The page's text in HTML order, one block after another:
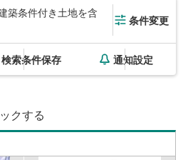
築条件付き土地を含
条件変更
検索条件保存 通知設定
クする